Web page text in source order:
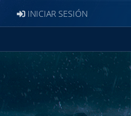
INICIAR SESIÓN